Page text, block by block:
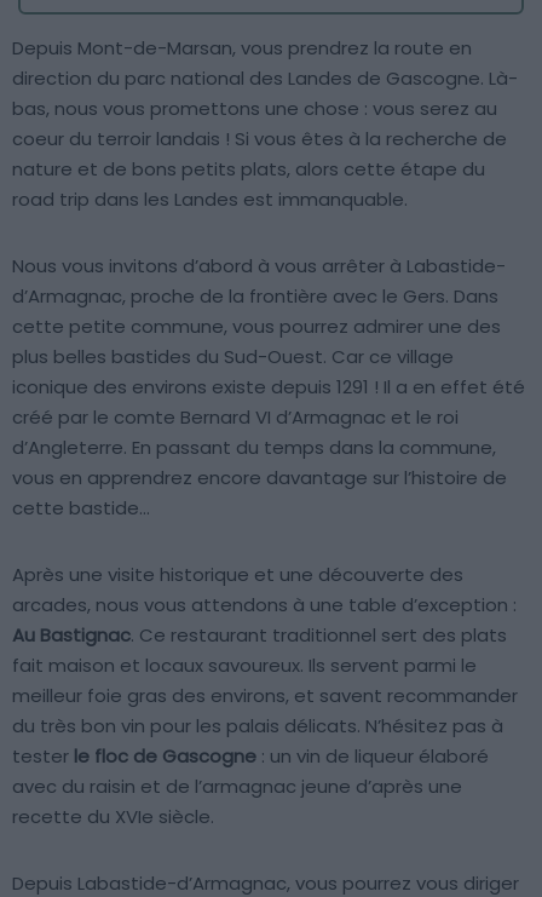
Depuis Mont-de-Marsan, vous prendrez la route en
direction du parc national des Landes de Gascogne. Là-
bas, nous vous promettons une chose : vous serez au
coeur du terroir landais ! Si vous êtes à la recherche de
nature et de bons petits plats, alors cette étape du
road trip dans les Landes est immanquable.
Nous vous invitons d’abord à vous arrêter à Labastide-
d’Armagnac, proche de la frontière avec le Gers. Dans
cette petite commune, vous pourrez admirer une des
plus belles bastides du Sud-Ouest. Car ce village
iconique des environs existe depuis 1291 ! Il a en effet été
créé par le comte Bernard VI d’Armagnac et le roi
d’Angleterre. En passant du temps dans la commune,
vous en apprendrez encore davantage sur l’histoire de
cette bastide…
Après une visite historique et une découverte des
arcades, nous vous attendons à une table d’exception :
Au Bastignac. Ce restaurant traditionnel sert des plats
fait maison et locaux savoureux. Ils servent parmi le
meilleur foie gras des environs, et savent recommander
du très bon vin pour les palais délicats. N’hésitez pas à
tester le floc de Gascogne : un vin de liqueur élaboré
avec du raisin et de l’armagnac jeune d’après une
recette du XVIe siècle.
Depuis Labastide-d’Armagnac, vous pourrez vous diriger